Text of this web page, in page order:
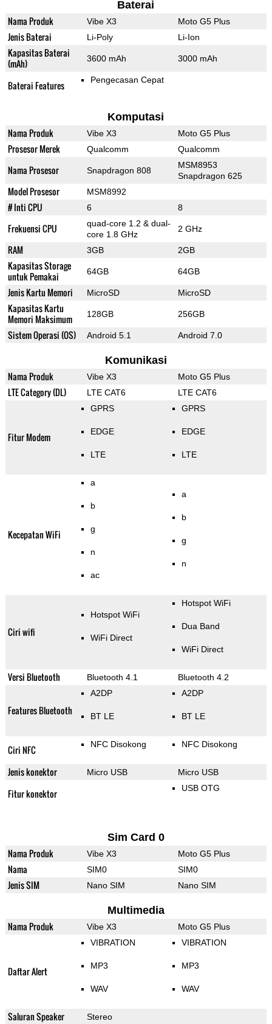
Baterai
Nama Produk Vibe X3 Moto G5 Plus
Jenis Baterai Li-Poly Li-Ion
Kapasitas Baterai
(mAh)
3600 mAh 3000 mAh
Baterai Features Pengecasan Cepat
Komputasi
Nama Produk Vibe X3 Moto G5 Plus
Prosesor Merek Qualcomm Qualcomm
Nama Prosesor Snapdragon 808
MSM8953
Snapdragon 625
Model Prosesor MSM8992
# Inti CPU 6 8
Frekuensi CPU
quad-core 1.2 & dual-
core 1.8 GHz
2 GHz
RAM 3GB 2GB
Kapasitas Storage
untuk Pemakai
64GB 64GB
Jenis Kartu Memori MicroSD MicroSD
Kapasitas Kartu
Memori Maksimum
128GB 256GB
Sistem Operasi (OS) Android 5.1 Android 7.0
Komunikasi
Nama Produk Vibe X3 Moto G5 Plus
LTE Category (DL) LTE CAT6 LTE CAT6
Fitur Modem
GPRS
EDGE
LTE
GPRS
EDGE
LTE
Kecepatan WiFi
a
b
g
n
ac
a
b
g
n
Ciri wifi
Hotspot WiFi
WiFi Direct
Hotspot WiFi
Dua Band
WiFi Direct
Versi Bluetooth Bluetooth 4.1 Bluetooth 4.2
Features Bluetooth
A2DP
BT LE
A2DP
BT LE
Ciri NFC NFC Disokong NFC Disokong
Jenis konektor Micro USB Micro USB
Fitur konektor USB OTG
Sim Card 0
Nama Produk Vibe X3 Moto G5 Plus
Nama SIM0 SIM0
Jenis SIM Nano SIM Nano SIM
Multimedia
Nama Produk Vibe X3 Moto G5 Plus
Daftar Alert
VIBRATION
MP3
WAV
VIBRATION
MP3
WAV
Saluran Speaker Stereo